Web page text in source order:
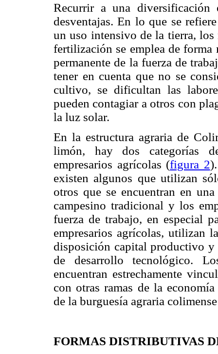
Recurrir a una
desventajas. En lo que se
un uso intensivo de la tierra, los
fertilización se emplea de forma
permanente de la fuerza de
tener en cuenta que no se
cultivo, se dificultan las
pueden contagiar a otros con
la luz solar.
En la estructura agraria de
limón, hay dos categorías
empresarios agrícolas (figura 2
existen algunos que utilizan
otros que se encuentran en
campesino tradicional y los
fuerza de trabajo, en especial
empresarios agrícolas, utilizan
disposición capital productivo y
de desarrollo tecnológico.
encuentran estrechamente
con otras ramas de la
de la burguesía agraria colimense
FORMAS DISTRIBUTIVAS